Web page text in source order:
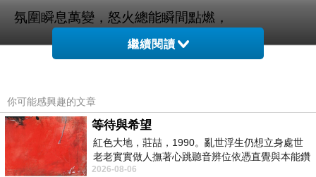
氛圍瞬息萬變，怒火總能瞬間點燃，
甚至得以用來驅趕外敵。
掩藏在實情之下，有太多值得期待的血流成河，
真相的爆發，究竟是換來仍佔地為王的死皮賴
繼續閱讀
你可能感興趣的文章
等待與希望
紅色大地，莊喆，1990。亂世浮生仍想立身處世
老老實實做人撫著心跳聽音辨位依憑直覺與本能鑽
向裂隙的亮處探索另一個心聲另一個共鳴的
2026-08-06